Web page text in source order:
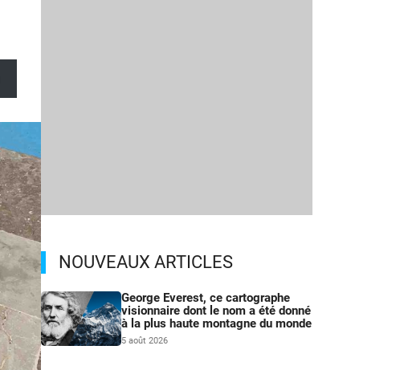
NOUVEAUX ARTICLES
George Everest, ce cartographe
visionnaire dont le nom a été donné
à la plus haute montagne du monde
5 août 2026